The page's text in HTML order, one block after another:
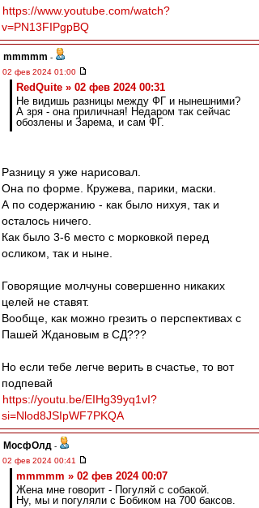
https://www.youtube.com/watch?
v=PN13FIPgpBQ
mmmmm -
02 фев 2024 01:00
RedQuite » 02 фев 2024 00:31
Не видишь разницы между ФГ и нынешними?
А зря - она приличная! Недаром так сейчас
обозлены и Зарема, и сам ФГ.
Разницу я уже нарисовал.
Она по форме. Кружева, парики, маски.
А по содержанию - как было нихуя, так и
осталось ничего.
Как было 3-6 место с морковкой перед
осликом, так и ныне.
Говорящие молчуны совершенно никаких
целей не ставят.
Вообще, как можно грезить о перспективах с
Пашей Ждановым в СД???
Но если тебе легче верить в счастье, то вот
подпевай
https://youtu.be/EIHg39yq1vI?
si=Nlod8JSIpWF7PKQA
МосфОлд -
02 фев 2024 00:41
mmmmm » 02 фев 2024 00:07
Жена мне говорит - Погуляй с собакой.
Ну, мы и погуляли с Бобиком на 700 баксов.